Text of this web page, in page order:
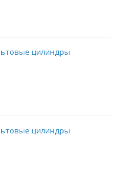
цилиндры
цилиндры